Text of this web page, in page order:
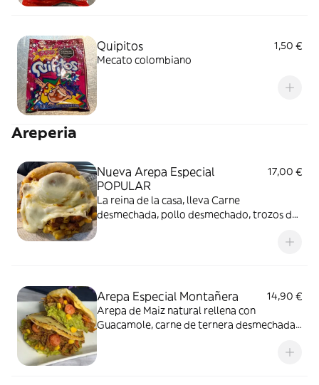
Quipitos
1,50 €
Mecato colombiano
Areperia
Nueva Arepa Especial
POPULAR
17,00 €
La reina de la casa, lleva Carne
desmechada, pollo desmechado, trozos de
Arepa Especial Montañera
14,90 €
Arepa de Maiz natural rellena con
Guacamole, carne de ternera desmechada,